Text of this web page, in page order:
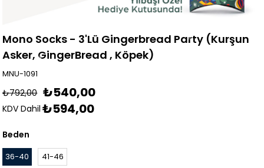
Mono Socks - 3'Lü Gingerbread Party (Kurşun
Asker, GingerBread , Köpek)
MNU-1091
₺792,00 ₺540,00
KDV Dahil ₺594,00
Beden
36-40 41-46